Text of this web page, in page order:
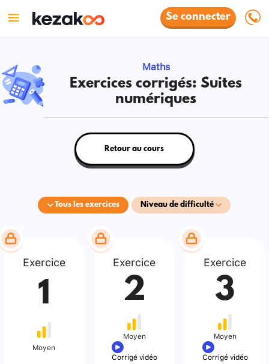
Se connecter
Maths
Exercices corrigés: Suites
numériques
Tous les exercices Niveau de difficulté
Retour au cours
Exercice
1
Moyen
Exercice
2
Moyen
Corrigé vidéo
Exercice
3
Moyen
Corrigé vidéo